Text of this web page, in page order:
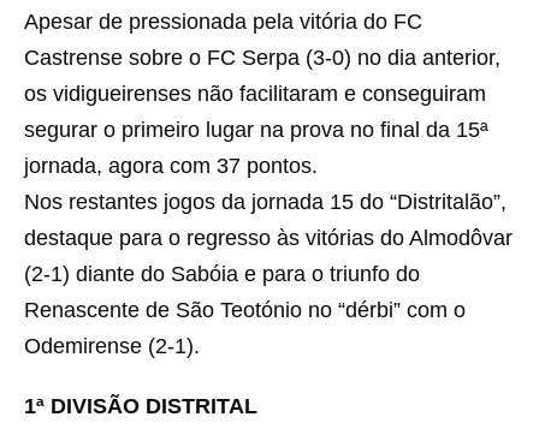
Apesar de pressionada pela vitória do FC
Castrense sobre o FC Serpa (3-0) no dia anterior,
os vidigueirenses não facilitaram e conseguiram
segurar o primeiro lugar na prova no final da 15ª
jornada, agora com 37 pontos.
Nos restantes jogos da jornada 15 do “Distritalão”,
destaque para o regresso às vitórias do Almodôvar
(2-1) diante do Sabóia e para o triunfo do
Renascente de São Teotónio no “dérbi” com o
Odemirense (2-1).
1ª DIVISÃO DISTRITAL